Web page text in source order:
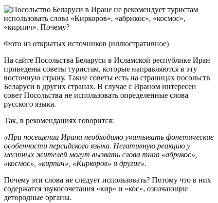
Фото из открытых источников (иллюстративное)
На сайте Посольства Беларуси в Исламской республике Иран
приведены советы туристам, которые направляются в эту
восточную страну. Такие советы есть на страницах посольств
Беларуси в других странах. В случае с Ираном интересен
совет Посольства не использовать определенные слова
русского языка.
Так, в рекомендациях говорится:
«При посещении Ирана необходимо учитывать фонетические
особенности персидского языка. Негативную реакцию у
местных жителей могут вызвать слова типа «абрикос»,
«космос», «кирпич», «Киркоров» и другие».
Почему эти слова не следует использовать? Потому что в них
содержатся звукосочетания «кир» и «кос», означающие
детородные органы.